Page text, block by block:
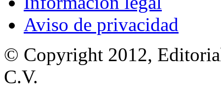
Aviso de privacidad
© Copyright 2012,
C.V.